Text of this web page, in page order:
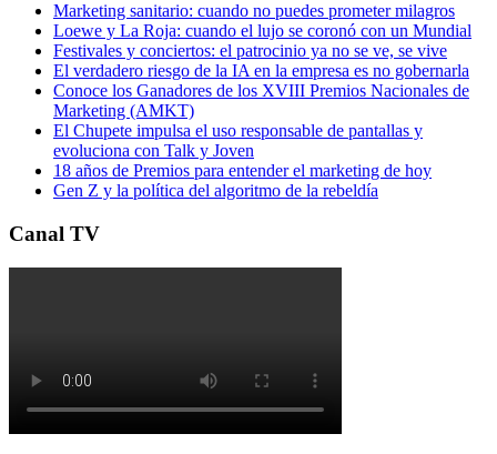
Marketing sanitario: cuando no puedes prometer milagros
Loewe y La Roja: cuando el lujo se coronó con un Mundial
Festivales y conciertos: el patrocinio ya no se ve, se vive
El verdadero riesgo de la IA en la empresa es no gobernarla
Conoce los Ganadores de los XVIII Premios Nacionales de
Marketing (AMKT)
El Chupete impulsa el uso responsable de pantallas y
evoluciona con Talk y Joven
18 años de Premios para entender el marketing de hoy
Gen Z y la política del algoritmo de la rebeldía
Canal TV